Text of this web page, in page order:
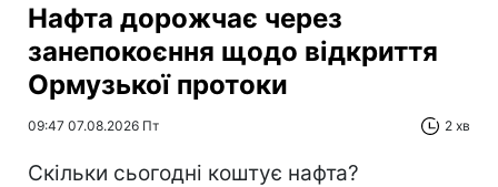
Нафта дорожчає через
занепокоєння щодо відкриття
Ормузької протоки
09:47 07.08.2026 Пт 2 хв
Скільки сьогодні коштує нафта?